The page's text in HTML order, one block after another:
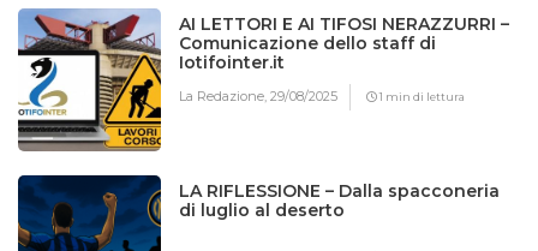
AI LETTORI E AI TIFOSI NERAZZURRI –
Comunicazione dello staff di
Iotifointer.it
La Redazione,29/08/2025 1 min di lettura
LA RIFLESSIONE – Dalla spacconeria
di luglio al deserto